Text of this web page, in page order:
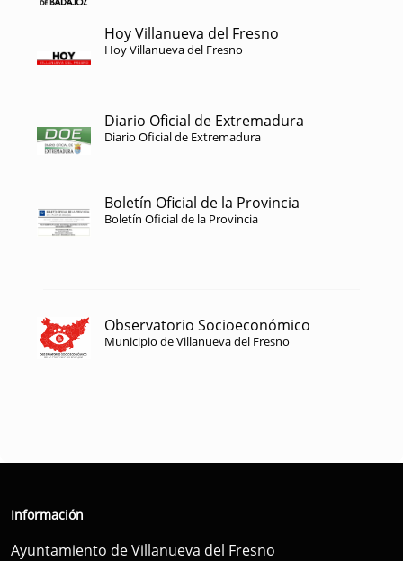
Hoy Villanueva del Fresno
Hoy Villanueva del Fresno
Diario Oficial de Extremadura
Diario Oficial de Extremadura
Boletín Oficial de la Provincia
Boletín Oficial de la Provincia
Observatorio Socioeconómico
Municipio de Villanueva del Fresno
Información
Ayuntamiento de Villanueva del Fresno